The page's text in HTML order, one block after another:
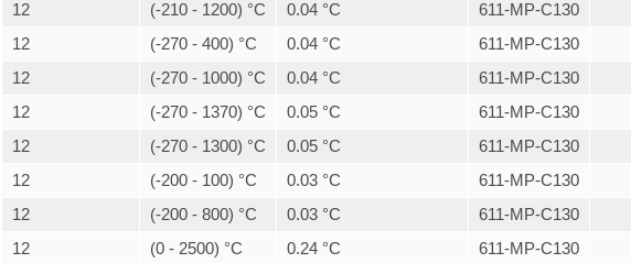
12
(-210 - 1200) °C 0.04 °C 611-MP-C130
12
(-270 - 400) °C 0.04 °C 611-MP-C130
12
(-270 - 1000) °C 0.04 °C 611-MP-C130
12
(-270 - 1370) °C 0.05 °C 611-MP-C130
12
(-270 - 1300) °C 0.05 °C 611-MP-C130
12
(-200 - 100) °C 0.03 °C 611-MP-C130
12
(-200 - 800) °C 0.03 °C 611-MP-C130
12
(0 - 2500) °C 0.24 °C 611-MP-C130